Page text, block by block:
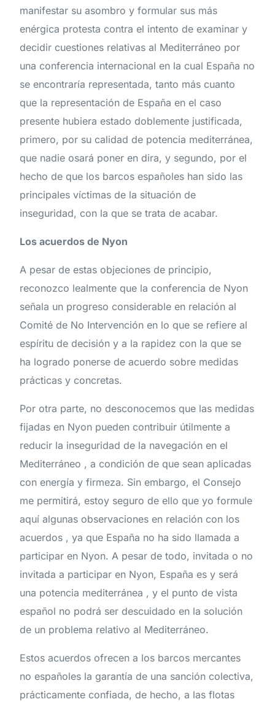
manifestar su asombro y formular sus más
enérgica protesta contra el intento de examinar y
decidir cuestiones relativas al Mediterráneo por
una conferencia internacional en la cual España no
se encontraría representada, tanto más cuanto
que la representación de España en el caso
presente hubiera estado doblemente justificada,
primero, por su calidad de potencia mediterránea,
que nadie osará poner en dira, y segundo, por el
hecho de que los barcos españoles han sido las
principales víctimas de la situación de
inseguridad, con la que se trata de acabar.
Los acuerdos de Nyon
A pesar de estas objeciones de principio,
reconozco lealmente que la conferencia de Nyon
señala un progreso considerable en relación al
Comité de No Intervención en lo que se refiere al
espíritu de decisión y a la rapidez con la que se
ha logrado ponerse de acuerdo sobre medidas
prácticas y concretas.
Por otra parte, no desconocemos que las medidas
fijadas en Nyon pueden contribuir útilmente a
reducir la inseguridad de la navegación en el
Mediterráneo , a condición de que sean aplicadas
con energía y firmeza. Sin embargo, el Consejo
me permitirá, estoy seguro de ello que yo formule
aquí algunas observaciones en relación con los
acuerdos , ya que España no ha sido llamada a
participar en Nyon. A pesar de todo, invitada o no
invitada a participar en Nyon, España es y será
una potencia mediterránea , y el punto de vista
español no podrá ser descuidado en la solución
de un problema relativo al Mediterráneo.
Estos acuerdos ofrecen a los barcos mercantes
no españoles la garantía de una sanción colectiva,
prácticamente confiada, de hecho, a las flotas